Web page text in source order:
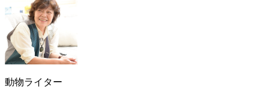
動物ライター